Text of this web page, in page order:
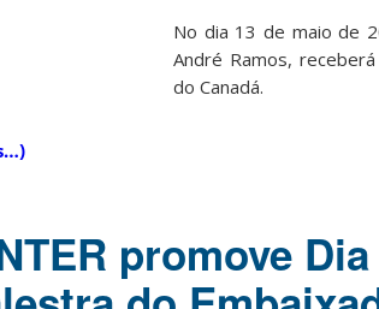
No dia 13 de maio de
André Ramos,
do Canadá.
promove